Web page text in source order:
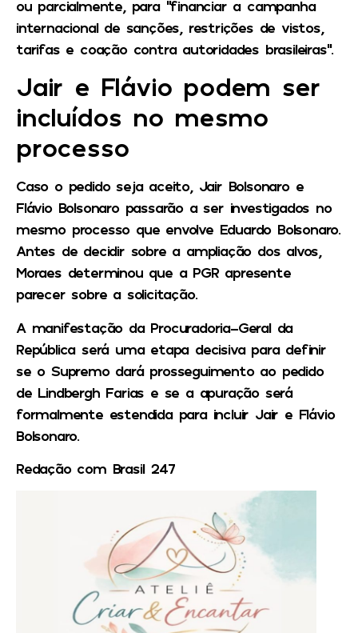
ou parcialmente, para “financiar a campanha
internacional de sanções, restrições de vistos,
tarifas e coação contra autoridades brasileiras”.
Jair e Flávio podem ser
incluídos no mesmo
processo
Caso o pedido seja aceito, Jair Bolsonaro e
Flávio Bolsonaro passarão a ser investigados no
mesmo processo que envolve Eduardo Bolsonaro.
Antes de decidir sobre a ampliação dos alvos,
Moraes determinou que a PGR apresente
parecer sobre a solicitação.
A manifestação da Procuradoria-Geral da
República será uma etapa decisiva para definir
se o Supremo dará prosseguimento ao pedido
de Lindbergh Farias e se a apuração será
formalmente estendida para incluir Jair e Flávio
Bolsonaro.
Redação com Brasil 247